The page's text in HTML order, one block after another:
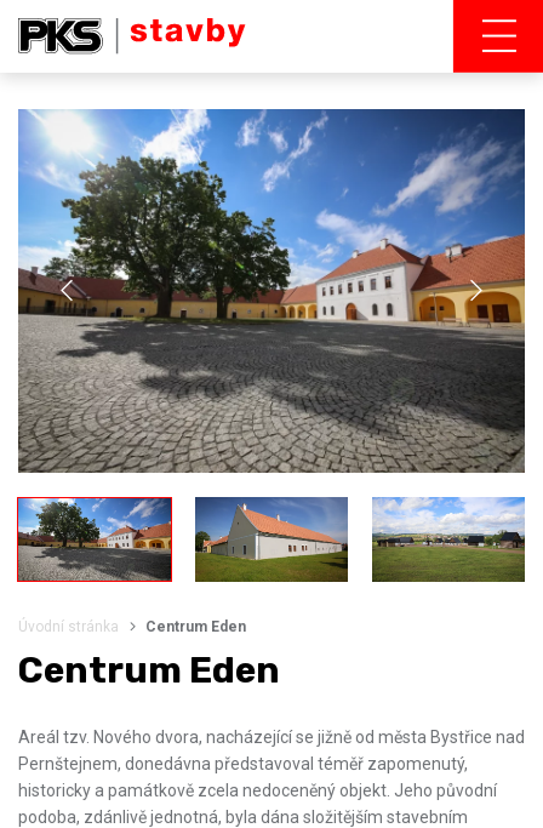
Úvodní stránka Centrum Eden
Centrum Eden
Areál tzv. Nového dvora, nacházející se jižně od města Bystřice nad
Pernštejnem, donedávna představoval téměř zapomenutý,
historicky a památkově zcela nedoceněný objekt. Jeho původní
podoba, zdánlivě jednotná, byla dána složitějším stavebním